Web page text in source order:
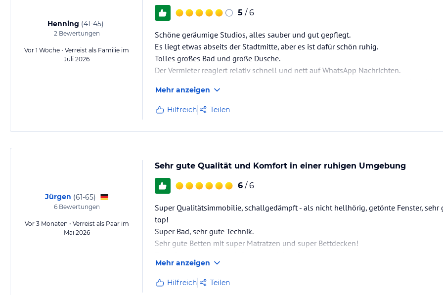
Henning (41-45)
2Bewertungen
Vor 1 Woche • Verreist als Familie im
Juli 2026
5 / 6
Schöne geräumige Studios, alles sauber und gut gepflegt.
Es liegt etwas abseits der Stadtmitte, aber es ist dafür schön ruhig.
Tolles großes Bad und große Dusche.
Der Vermieter reagiert relativ schnell und nett auf WhatsApp Nachrichten.
Mehr anzeigen
Hilfreich Teilen
Jürgen (61-65)
6Bewertungen
Vor 3 Monaten • Verreist als Paar im
Mai 2026
Sehr gute Qualität und Komfort in einer ruhigen Umgebung
6 / 6
Super Qualitätsimmobilie, schallgedämpft - als nicht hellhörig, getönte Fenster, sehr
top!
Super Bad, sehr gute Technik.
Sehr gute Betten mit super Matratzen und super Bettdecken!
Schindleraufzug- sehr gut.....
Ruhige Lage am westlichen Stadtrand. Auch Extrawünsche werden erfüllt.
Mehr anzeigen
Hilfreich Teilen